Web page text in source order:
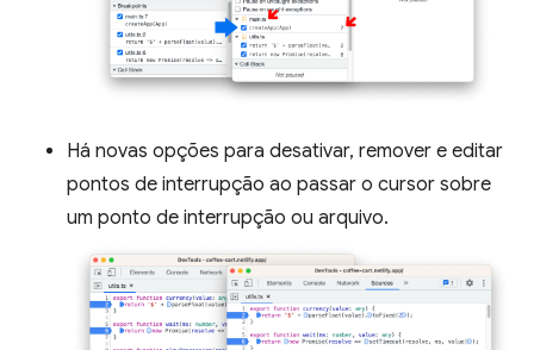
Há novas opções para desativar, remover e editar
pontos de interrupção ao passar o cursor sobre
um ponto de interrupção ou arquivo.